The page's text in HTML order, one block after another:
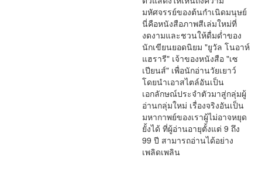
มหัศจรรย์ของต้นกำเนิดมนุษย์
นี่คือหนังสือภาพสีเล่มใหม่ที่
งดงามและชวนให้ดื่มด่ำของ
นักเขียนยอดนิยม "ยูวัล โนอาห์
แฮรารี" เจ้าของหนังสือ "เซ
เปียนส์" เพื่อนักอ่านวัยเยาว์
โดยนำเอาสไตล์อันเป็น
เอกลักษณ์ประจำตัวมาสู่กลุ่มผู้
อ่านกลุ่มใหม่ เรื่องจริงอันเป็น
มหากาพย์ของเราผู้ไม่อาจหยุด
ยั้งได้ ที่ผู้อ่านอายุตั้งแต่ 9 ถึง
99 ปี สามารถอ่านได้อย่าง
เพลิดเพลิน